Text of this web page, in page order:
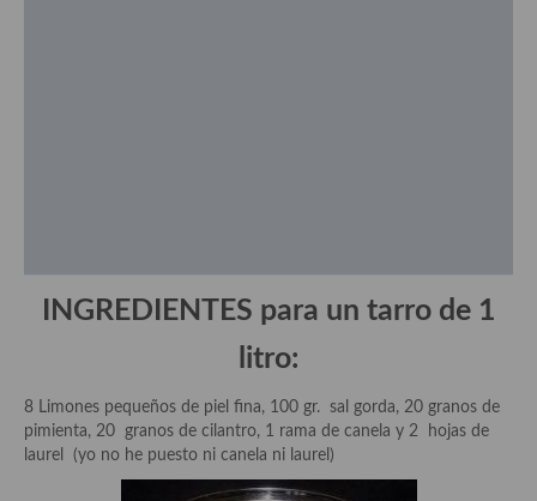
Aperitivos
INGREDIENTES para un tarro de 1
litro:
8 Limones pequeños de piel fina, 100 gr. sal gorda, 20 granos de
pimienta, 20 granos de cilantro, 1 rama de canela y 2 hojas de
laurel (yo no he puesto ni canela ni laurel)